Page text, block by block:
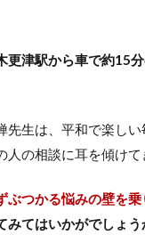
更津駅から車で約15
先生は、平和で楽し
人の相談に耳を傾けて
つかる悩みの壁を乗
てはいかがでしょう